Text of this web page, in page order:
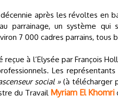
après les révoltes en
parrainage, un système
7 000 cadres parrains, tous
reçue à l’Elysée par François
Les
social »(à télécharger
du Travail Myriam El Khomri